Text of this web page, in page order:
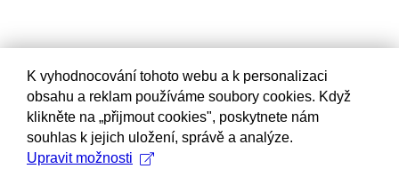
K vyhodnocování tohoto webu a k personalizaci
obsahu a reklam používáme soubory cookies. Když
klikněte na „přijmout cookies", poskytnete nám
souhlas k jejich uložení, správě a analýze.
Upravit možnosti